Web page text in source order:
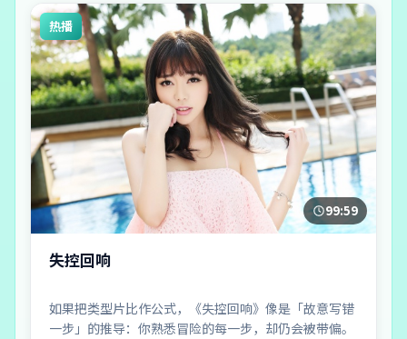
热播
99:59
失控回响
如果把类型片比作公式，《失控回响》像是「故意写错
一步」的推导：你熟悉冒险的每一步，却仍会被带偏。